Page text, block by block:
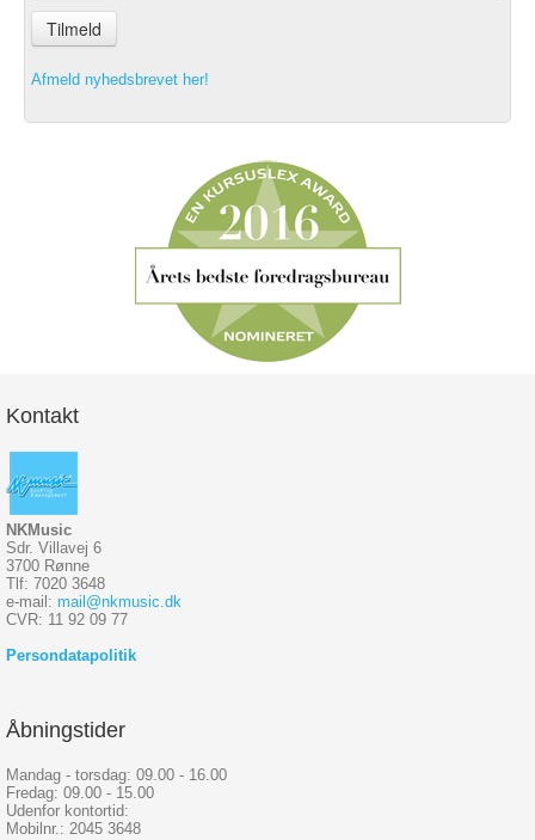
Tilmeld
Afmeld nyhedsbrevet her!
Kontakt
NKMusic
Sdr. Villavej 6
3700 Rønne
Tlf: 7020 3648
e-mail: mail@nkmusic.dk
CVR: 11 92 09 77
Persondatapolitik
Åbningstider
Mandag - torsdag: 09.00 - 16.00
Fredag: 09.00 - 15.00
Udenfor kontortid:
Mobilnr.: 2045 3648